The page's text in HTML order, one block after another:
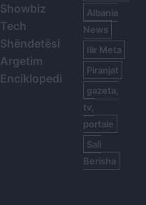
Showbiz
Tech
Shëndetësi
Argetim
Enciklopedi
Albania
News
Ilir Meta
Piranjat
gazeta,
tv,
portale
Sali
Berisha